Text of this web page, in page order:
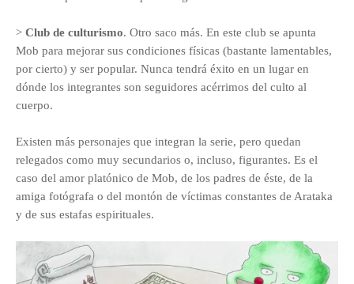
> Club de culturismo. Otro saco más. En este club se apunta
Mob para mejorar sus condiciones físicas (bastante lamentables,
por cierto) y ser popular. Nunca tendrá éxito en un lugar en
dónde los integrantes son seguidores acérrimos del culto al
cuerpo.
Existen más personajes que integran la serie, pero quedan
relegados como muy secundarios o, incluso, figurantes. Es el
caso del amor platónico de Mob, de los padres de éste, de la
amiga fotógrafa o del montón de víctimas constantes de Arataka
y de sus estafas espirituales.